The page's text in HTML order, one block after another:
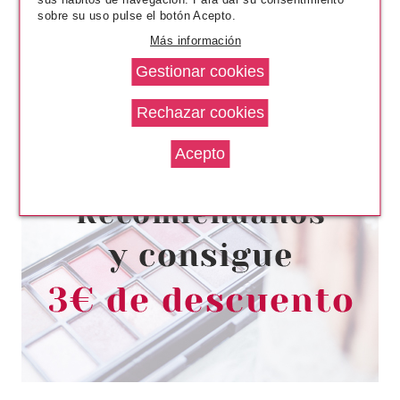
CATRICE
GLOW 010
sobre su uso pulse el botón Acepto.
Más información